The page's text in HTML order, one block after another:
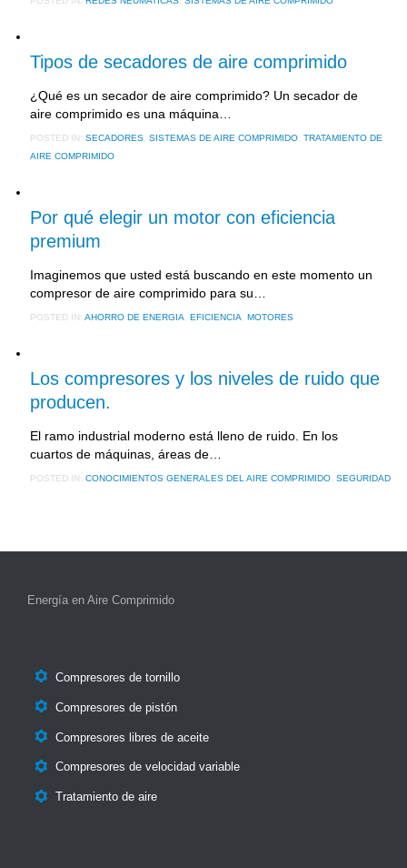
Tipos de secadores de aire comprimido
¿Qué es un secador de aire comprimido? Un secador de
aire comprimido es una máquina…
POSTED IN:SECADORES,SISTEMAS DE AIRE COMPRIMIDO,TRATAMIENTO DE
AIRE COMPRIMIDO
Por qué elegir un motor con eficiencia
premium
Imaginemos que usted está buscando en este momento un
compresor de aire comprimido para su…
POSTED IN:AHORRO DE ENERGIA, EFICIENCIA, MOTORES
Los compresores y los niveles de ruido que
producen.
El ramo industrial moderno está lleno de ruido. En los
cuartos de máquinas, áreas de…
POSTED IN:CONOCIMIENTOS GENERALES DEL AIRE COMPRIMIDO,SEGURIDAD
Energía en Aire Comprimido
 Compresores de tornillo
 Compresores de pistón
 Compresores libres de aceite
 Compresores de velocidad variable
 Tratamiento de aire